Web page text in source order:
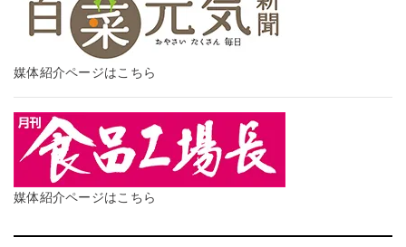
媒体紹介ページはこちら
媒体紹介ページはこちら